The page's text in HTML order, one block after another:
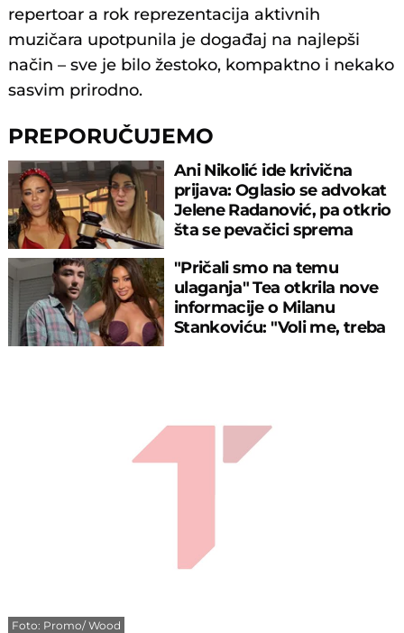
repertoar a rok reprezentacija aktivnih
muzičara upotpunila je događaj na najlepši
način – sve je bilo žestoko, kompaktno i nekako
sasvim prirodno.
PREPORUČUJEMO
Ani Nikolić ide krivična
prijava: Oglasio se advokat
Jelene Radanović, pa otkrio
šta se pevačici sprema
"Pričali smo na temu
ulaganja" Tea otkrila nove
informacije o Milanu
Stankoviću: "Voli me, treba
Foto: Promo/ Wood